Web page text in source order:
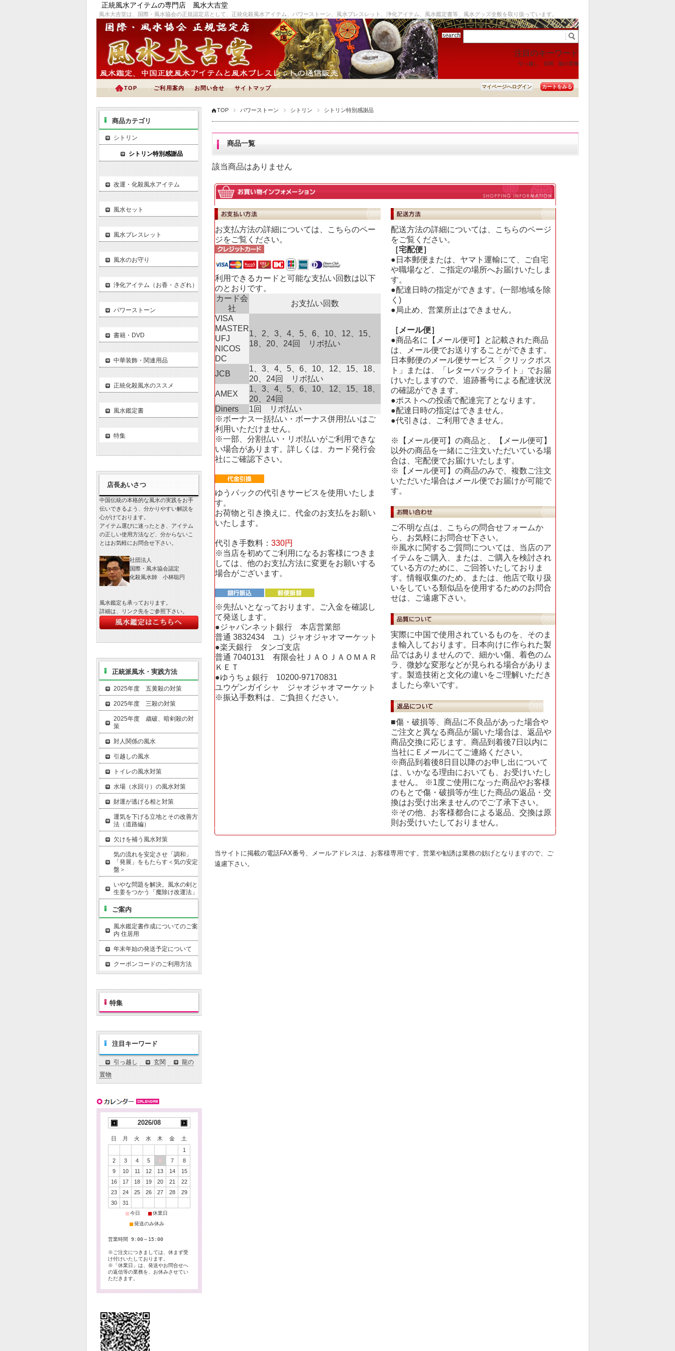
正統風水アイテムの専門店 風水大吉堂
風水大吉堂は、国際・風水協会の正規認定店として、正統化殺風水アイテム、パワーストーン、風水ブレスレット、浄化アイテム、風水鑑定書等、風水グッズ全般を取り扱っています。
注目のキーワード
引っ越し 玄関 龍の置物
マイページへログイン カートをみる
TOP ご利用案内 お問い合せ サイトマップ
TOP パワーストーン シトリン シトリン特別感謝品
商品一覧
該当商品はありません
お支払方法の詳細については、 こちらのペー
ジをご覧ください。
利用できるカードと可能な支払い回数は以下
のとおりです。
カード会
社
お支払い回数
VISA
MASTER
UFJ
NICOS
DC
1、2、3、4、5、6、10、12、15、
18、20、24回 リボ払い
JCB
1、3、4、5、6、10、12、15、18、
20、24回 リボ払い
AMEX
1、3、4、5、6、10、12、15、18、
20、24回
Diners
1回 リボ払い
※ボーナス一括払い・ボーナス併用払いはご
利用いただけません。
※一部、分割払い・リボ払いがご利用できな
い場合があります。詳しくは、カード発行会
社にご確認下さい。
ゆうパックの代引きサービスを使用いたしま
す。
お荷物と引き換えに、代金のお支払をお願い
いたします。
代引き手数料： 330円
※当店を初めてご利用になるお客様につきま
しては、他のお支払方法に変更をお願いする
場合がございます。
※先払いとなっております。ご入金を確認し
て発送します。
●ジャパンネット銀行 本店営業部
普通 3832434 ユ）ジャオジャオマーケット
●楽天銀行 タンゴ支店
普通 7040131 有限会社ＪＡＯＪＡＯＭＡＲ
ＫＥＴ
●ゆうちょ銀行 10200-97170831
ユウゲンガイシャ ジャオジャオマーケット
※振込手数料は、ご負担ください。
配送方法の詳細については、 こちらのページ
をご覧ください。
［宅配便］
●日本郵便または、ヤマト運輸にて、ご自宅
や職場など、ご指定の場所へお届けいたしま
す。
●配達日時の指定ができます。(一部地域を除
く)
●局止め、営業所止はできません。
［メール便］
●商品名に【メール便可】と記載された商品
は、メール便でお送りすることができます。
日本郵便のメール便サービス「クリックポス
ト」または、「レターパックライト」でお届
けいたしますので、追跡番号による配達状況
の確認ができます。
●ポストへの投函で配達完了となります。
●配達日時の指定はできません。
●代引きは、ご利用できません。
※【メール便可】の商品と、【メール便可】
以外の商品を一緒にご注文いただいている場
合は、宅配便でお届けいたします。
※【メール便可】の商品のみで、複数ご注文
いただいた場合はメール便でお届けが可能で
す。
ご不明な点は、こちらの問合せフォームか
ら、お気軽にお問合せ下さい。
※風水に関するご質問については、当店のア
イテムをご購入、または、ご購入を検討され
ている方のために、ご回答いたしておりま
す。情報収集のため、または、他店で取り扱
いをしている類似品を使用するためのお問合
せは、ご遠慮下さい。
実際に中国で使用されているものを、そのま
ま輸入しております。日本向けに作られた製
品ではありませんので、細かい傷、着色のム
ラ、微妙な変形などが見られる場合がありま
す。製造技術と文化の違いをご理解いただき
ましたら幸いです。
■傷・破損等、商品に不良品があった場合や
ご注文と異なる商品が届いた場合は、返品や
商品交換に応じます。商品到着後7日以内に
当社にＥメールにてご連絡ください。
※商品到着後8日目以降のお申し出について
は、いかなる理由においても、お受けいたし
ません。 ※1度ご使用になった商品やお客様
のもとで傷・破損等が生じた商品の返品・交
換はお受け出来ませんのでご了承下さい。
※その他、お客様都合による返品、交換は原
則お受けいたしておりません。
当サイトに掲載の電話FAX番号、メールアドレスは、お客様専用です。営業や勧誘は業務の妨げとなりますので、ご
遠慮下さい。
商品カテゴリ
シトリン
シトリン特別感謝品
改運・化殺風水アイテム
風水セット
風水ブレスレット
風水のお守り
浄化アイテム（お香・さざれ）
パワーストーン
書籍・DVD
中華装飾・関連用品
正統化殺風水のススメ
風水鑑定書
特集
店長あいさつ
中国伝統の本格的な風水の実践をお手
伝いできるよう、分かりやすい解説を
心がけております。
アイテム選びに迷ったとき、アイテム
の正しい使用方法など、分からないこ
とはお気軽にお問合せ下さい。
社団法人
国際・風水協会認定
化殺風水師 小林聡円
風水鑑定も承っております。
詳細は、リンク先をご参照下さい。
正統派風水・実践方法
2025年度 五黄殺の対策
2025年度 三殺の対策
2025年度 歳破、暗剣殺の対
策
対人関係の風水
引越しの風水
トイレの風水対策
水場（水回り）の風水対策
財運が逃げる相と対策
運気を下げる立地とその改善方
法（道路編）
欠けを補う風水対策
気の流れを安定させ「調和」
「発展」をもたらす＜気の安定
盤＞
いやな問題を解決。風水の剣と
生姜をつかう「魔除け改運法」
ご案内
風水鑑定書作成についてのご案
内 住居用
年末年始の発送予定について
クーポンコードのご利用方法
特集
注目キーワード
引っ越し 玄関
龍の
置物
2026/08
日 月 火 水 木 金
土
1
2
3 4 5 6 7
8
9
10 11 12 13 14
15
16
17 18 19 20 21
22
23
24 25 26 27 28
29
30
31
■今日 ■休業日
■ 発送のみ休み
営業時間 9:00～15:00
※ご注文につきましては、休まず受
け付けいたしております。
※「休業日」は、発送やお問合せへ
の返信等の業務を、お休みさせてい
ただきます。